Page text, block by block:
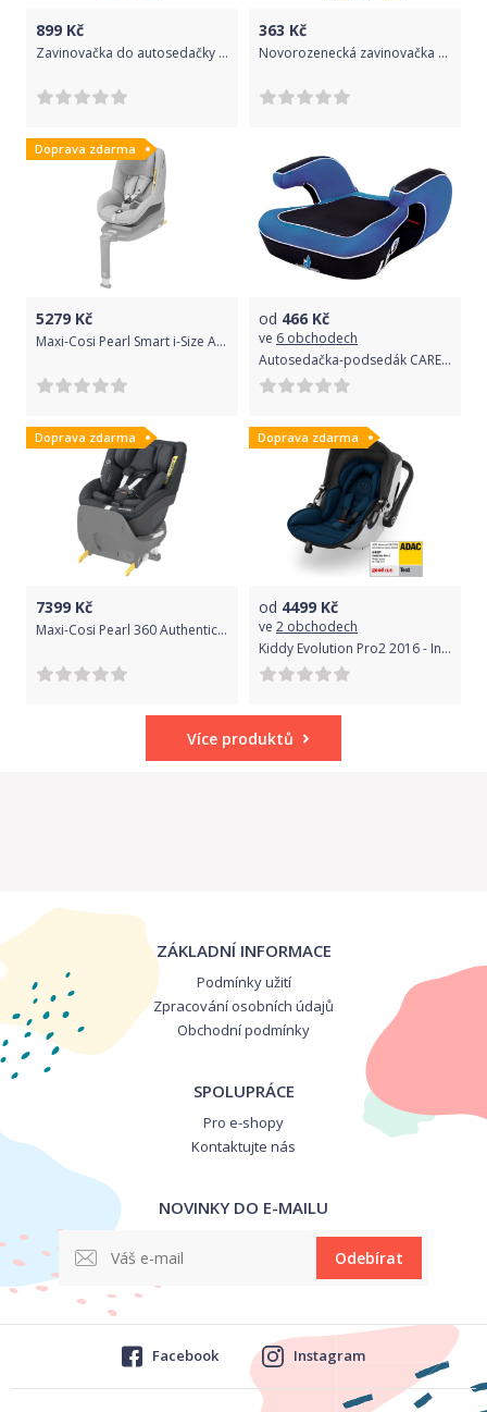
899 Kč
Zavinovačka do autosedačky Eko Velvet Apricot Deer 2021
363 Kč
Novorozenecká zavinovačka Dětský svět modrý medvídek 90x90cm
Doprava zdarma
5279 Kč
Maxi-Cosi Pearl Smart i-Size Authentic Grey 2020
od 466 Kč
ve 6 obchodech
Autosedačka-podsedák CARETERO Leo navy 2016
Doprava zdarma
7399 Kč
Maxi-Cosi Pearl 360 Authentic Graphite 2021
Doprava zdarma
od 4499 Kč
ve 2 obchodech
Kiddy Evolution Pro2 2016 - Indigo Blue 2021
Více produktů
ZÁKLADNÍ INFORMACE
Podmínky užití
Zpracování osobních údajů
Obchodní podmínky
SPOLUPRÁCE
Pro e-shopy
Kontaktujte nás
NOVINKY DO E-MAILU
Odebírat
Facebook Instagram